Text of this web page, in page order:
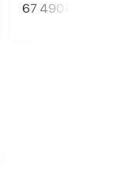
67 490₽